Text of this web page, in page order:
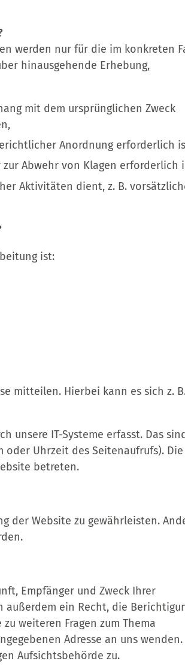
werden nur für die im konkreten
hinausgehende Erhebung,
mit dem ursprünglichen Zweck
Anordnung erforderlich
Abwehr von Klagen erforderlich
Aktivitäten dient, z. B.
ist:
mitteilen. Hierbei kann es sich z.
unsere IT-Systeme erfasst. Das
Uhrzeit des Seitenaufrufs). Die
betreten.
der Website zu gewährleisten.
Empfänger und Zweck Ihrer
ein Recht, die
weiteren Fragen zum Thema
Adresse an uns wenden.
Aufsichtsbehörde zu.